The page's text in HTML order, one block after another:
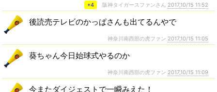
+4 阪神タイガースファンさん 2017,10/15 11:52
後読売テレビのかっぱさんも出てるんやで
神奈川南西部の虎ファン 2017,10/15 11:05
葵ちゃん今日始球式やるのか
神奈川南西部の虎ファン 2017,10/15 11:09
今またダイジェストで一瞬みえた！